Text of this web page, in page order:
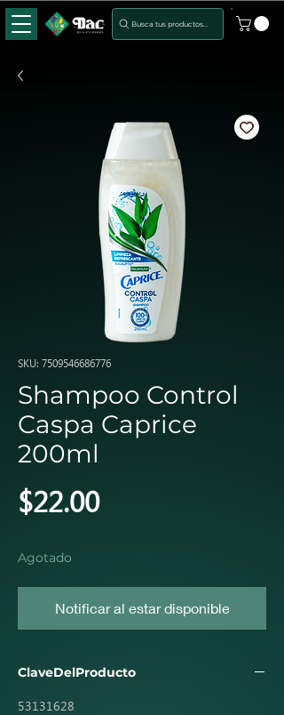
Busca tus productos...
SKU: 7509546686776
Shampoo Control
Caspa Caprice
200ml
$22.00Precio
Agotado
Notificar al estar disponible
ClaveDelProducto
53131628